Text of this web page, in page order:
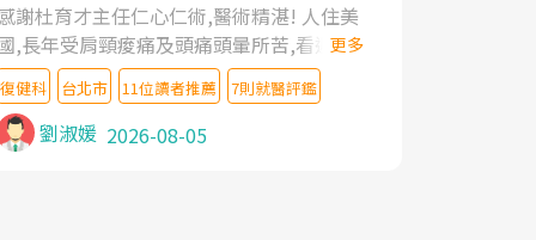
謝杜育才主任仁心仁術,醫術精湛! 人住美
,長年受肩頸痠痛及頭痛頭暈所苦,看遍名醫
授,做了各種檢查,也嘗試過西醫打針,中醫
灸及物理徒手治療都沒有用,後來連吃到嗎
類止痛藥都效果有限,只是壓症狀,沒多久就
起來,多年失眠嚴重影響生活品質. 台灣親
更多
復健科 台北市 11位讀者推薦 7則就醫評鑑
劉淑媛 2026-08-05